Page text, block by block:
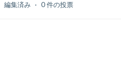
編集済み 0 件の投票